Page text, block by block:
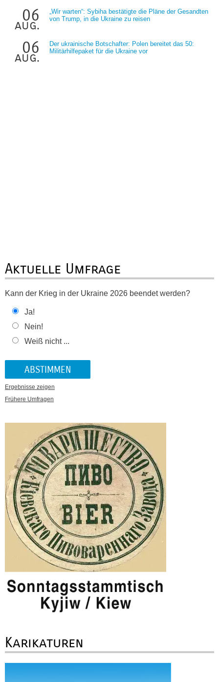
06
aug.
„Wir warten“: Sybiha bestätigte die Pläne der Gesandten
von Trump, in die Ukraine zu reisen
06
aug.
Der ukrainische Botschafter: Polen bereitet das 50:
Militärhilfepaket für die Ukraine vor
Aktuelle Umfrage
Kann der Krieg in der Ukraine 2026 beendet werden?
Ja!
Nein!
Weiß nicht ...
Ergebnisse zeigen
Frühere Umfragen
Karikaturen